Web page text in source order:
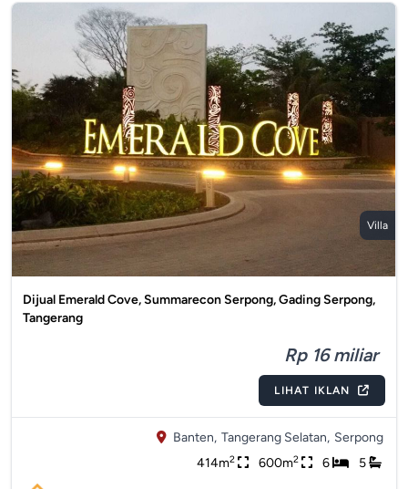
Villa
Dijual Emerald Cove, Summarecon Serpong, Gading Serpong,
Tangerang
Rp 16 miliar
LIHAT IKLAN
Banten, Tangerang Selatan, Serpong
414m2 600m2 6 5